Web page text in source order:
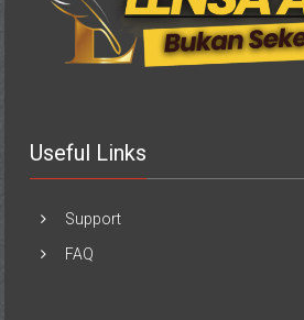
Useful Links
Support
FAQ